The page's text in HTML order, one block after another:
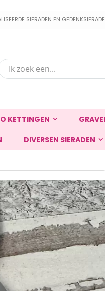
SIERADEN EN
KETTINGEN
DIVERSEN SIERADEN